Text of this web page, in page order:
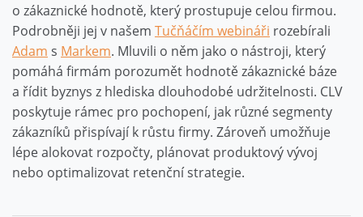
o zákaznické hodnotě, který prostupuje celou firmou.
Podrobněji jej v našem Tučňáčím webináři rozebírali
Adam s Markem. Mluvili o něm jako o nástroji, který
pomáhá firmám porozumět hodnotě zákaznické báze
a řídit byznys z hlediska dlouhodobé udržitelnosti. CLV
poskytuje rámec pro pochopení, jak různé segmenty
zákazníků přispívají k růstu firmy. Zároveň umožňuje
lépe alokovat rozpočty, plánovat produktový vývoj
nebo optimalizovat retenční strategie.